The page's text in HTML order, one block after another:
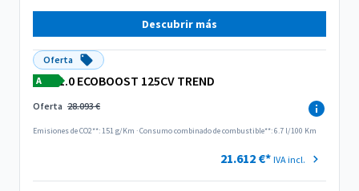
Descubrir más
Oferta
A
1.0 ECOBOOST 125CV TREND
Oferta 28.093 €
Emisiones de CO2**: 151 g/Km ·Consumo combinado de combustible**: 6.7 l/100 Km
21.612 €* IVA incl.